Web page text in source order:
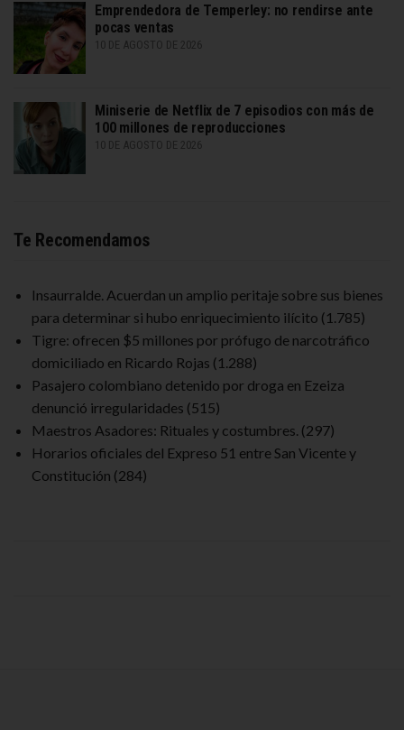
Emprendedora de Temperley: no rendirse ante
pocas ventas
10 DE AGOSTO DE 2026
Miniserie de Netflix de 7 episodios con más de
100 millones de reproducciones
10 DE AGOSTO DE 2026
Te Recomendamos
Insaurralde. Acuerdan un amplio peritaje sobre sus bienes
para determinar si hubo enriquecimiento ilícito (1.785)
Tigre: ofrecen $5 millones por prófugo de narcotráfico
domiciliado en Ricardo Rojas (1.288)
Pasajero colombiano detenido por droga en Ezeiza
denunció irregularidades (515)
Maestros Asadores: Rituales y costumbres. (297)
Horarios oficiales del Expreso 51 entre San Vicente y
Constitución (284)